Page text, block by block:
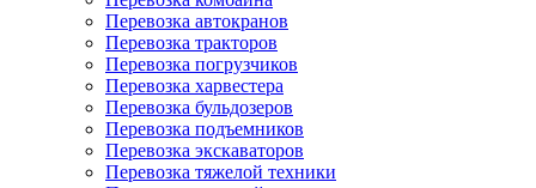
Перевозка автокранов
Перевозка тракторов
Перевозка погрузчиков
Перевозка харвестера
Перевозка бульдозеров
Перевозка подъемников
Перевозка экскаваторов
Перевозка тяжелой техники